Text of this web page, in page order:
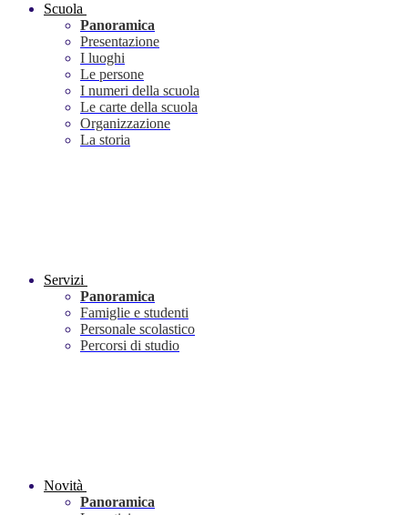
Scuola
Panoramica
Presentazione
I luoghi
Le persone
I numeri della scuola
Le carte della scuola
Organizzazione
La storia
Servizi
Panoramica
Famiglie e studenti
Personale scolastico
Percorsi di studio
Novità
Panoramica